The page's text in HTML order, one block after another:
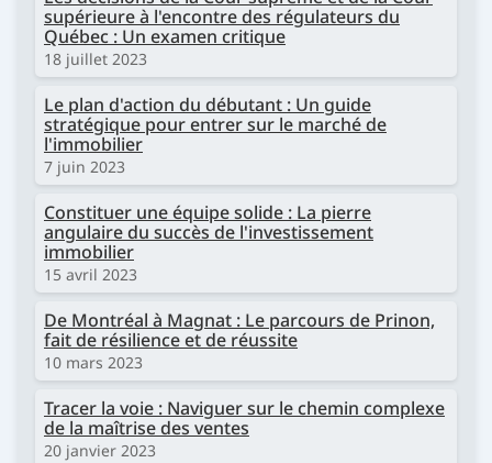
supérieure à l'encontre des régulateurs du
Québec : Un examen critique
18 juillet 2023
Le plan d'action du débutant : Un guide
stratégique pour entrer sur le marché de
l'immobilier
7 juin 2023
Constituer une équipe solide : La pierre
angulaire du succès de l'investissement
immobilier
15 avril 2023
De Montréal à Magnat : Le parcours de Prinon,
fait de résilience et de réussite
10 mars 2023
Tracer la voie : Naviguer sur le chemin complexe
de la maîtrise des ventes
20 janvier 2023